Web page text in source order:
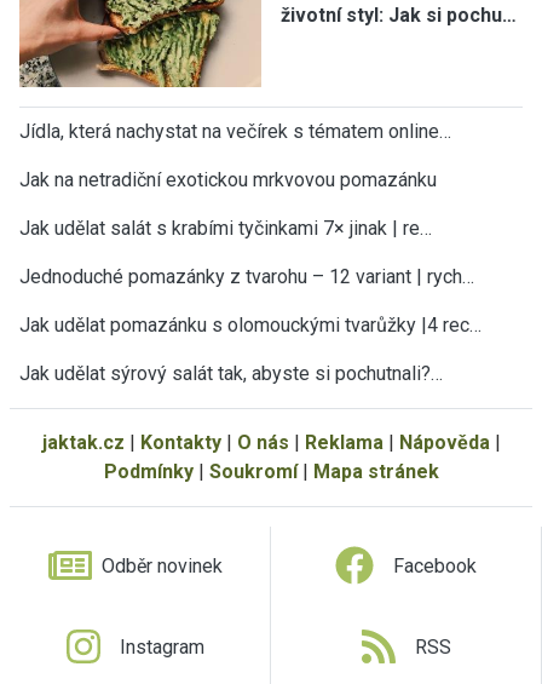
životní styl: Jak si pochu…
Jídla, která nachystat na večírek s tématem online…
Jak na netradiční exotickou mrkvovou pomazánku
Jak udělat salát s krabími tyčinkami 7× jinak | re…
Jednoduché pomazánky z tvarohu – 12 variant | rych…
Jak udělat pomazánku s olomouckými tvarůžky |4 rec…
Jak udělat sýrový salát tak, abyste si pochutnali?…
jaktak.cz | Kontakty| O nás | Reklama| Nápověda|
Podmínky| Soukromí| Mapa stránek
Odběr novinek Facebook
Instagram RSS